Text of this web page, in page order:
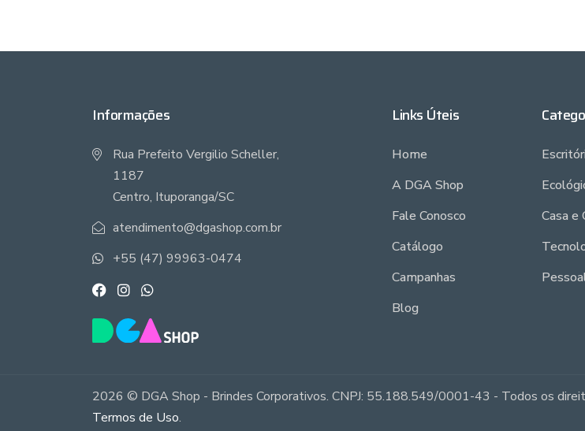
Informações
Rua Prefeito Vergilio Scheller,
1187
Centro, Ituporanga/SC
atendimento@dgashop.com.br
+55 (47) 99963-0474
Links Úteis
Home
A DGA Shop
Fale Conosco
Catálogo
Campanhas
Blog
Casa e
2026 © DGA Shop - Brindes Corporativos. CNPJ: 55.188.549/0001-43 - Todos os
Termos de Uso.